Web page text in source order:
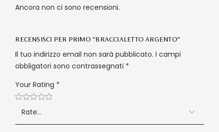
Ancora non ci sono recensioni.
RECENSISCI PER PRIMO “BRACCIALETTO ARGENTO”
Il tuo indirizzo email non sarà pubblicato. I campi
obbligatori sono contrassegnati *
Your Rating *